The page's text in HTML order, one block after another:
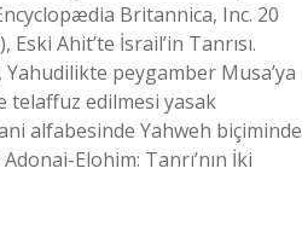
Britannica, Inc. 20
Ahit’te İsrail’in Tanrısı.
Yahudilikte peygamber Musa’ya
telaffuz edilmesi yasak
alfabesinde Yahweh biçiminde
Elohim: Tanrı’nın İki